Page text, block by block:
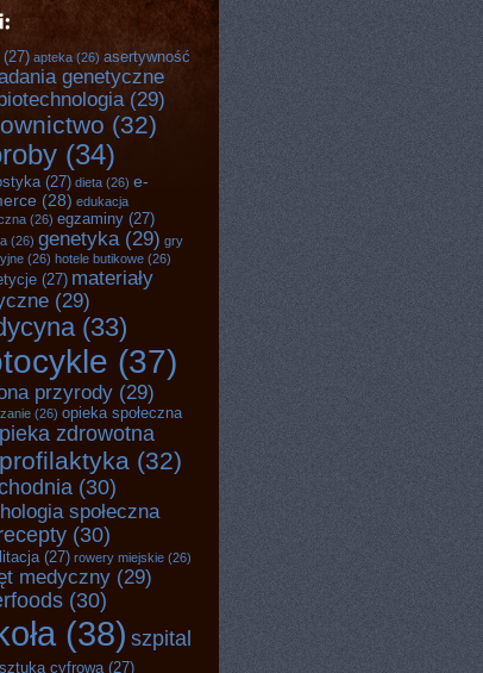
(27) apteka (26) asertywność
genetyczne
(29)
(32)
(34)
(27) dieta (26) e-
(28) edukacja
(26) egzaminy (27)
(26) genetyka (29) gry
(26) hotele butikowe (26)
(27) materiały
(29)
(33)
(37)
przyrody (29)
(26) opieka społeczna
zdrowotna
profilaktyka (32)
(30)
społeczna
(30)
(27) rowery miejskie (26)
medyczny (29)
(30)
(38) szpital
sztuka cyfrowa(27)